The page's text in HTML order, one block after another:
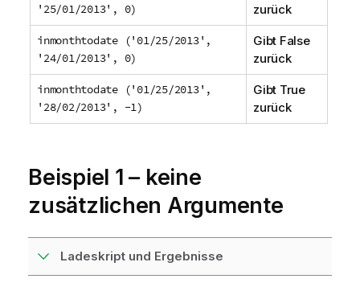
'25/01/2013', 0)
zurück
inmonthtodate ('01/25/2013',
'24/01/2013', 0)
Gibt False
zurück
inmonthtodate ('01/25/2013',
'28/02/2013', -1)
Gibt True
zurück
Beispiel 1 – keine
zusätzlichen Argumente
Ladeskript und Ergebnisse